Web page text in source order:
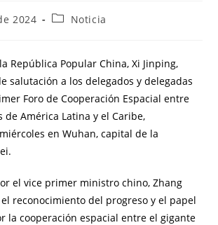
2024 Noticia
República Popular China, Xi Jinping,
salutación a los delegados y delegadas
Foro de Cooperación Espacial entre
de América Latina y el Caribe,
en Wuhan, capital de la
el vice primer ministro chino, Zhang
reconocimiento del progreso y el papel
la cooperación espacial entre el gigante